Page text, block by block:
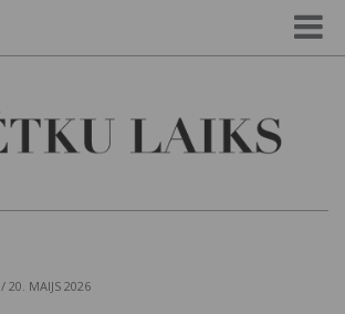
/ 20. MAIJS 2026